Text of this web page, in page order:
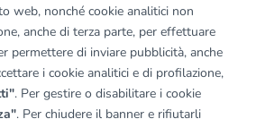
web, nonché cookie analitici non
anche di terza parte, per effettuare
permettere di inviare pubblicità, anche
i cookie analitici e di profilazione,
. Per gestire o disabilitare i cookie
. Per chiudere il banner e rifiutarli